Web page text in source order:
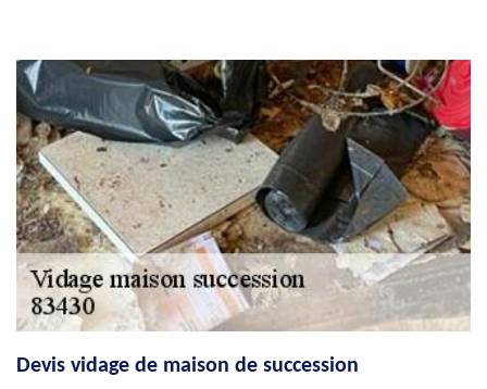
Devis vidage de maison de succession